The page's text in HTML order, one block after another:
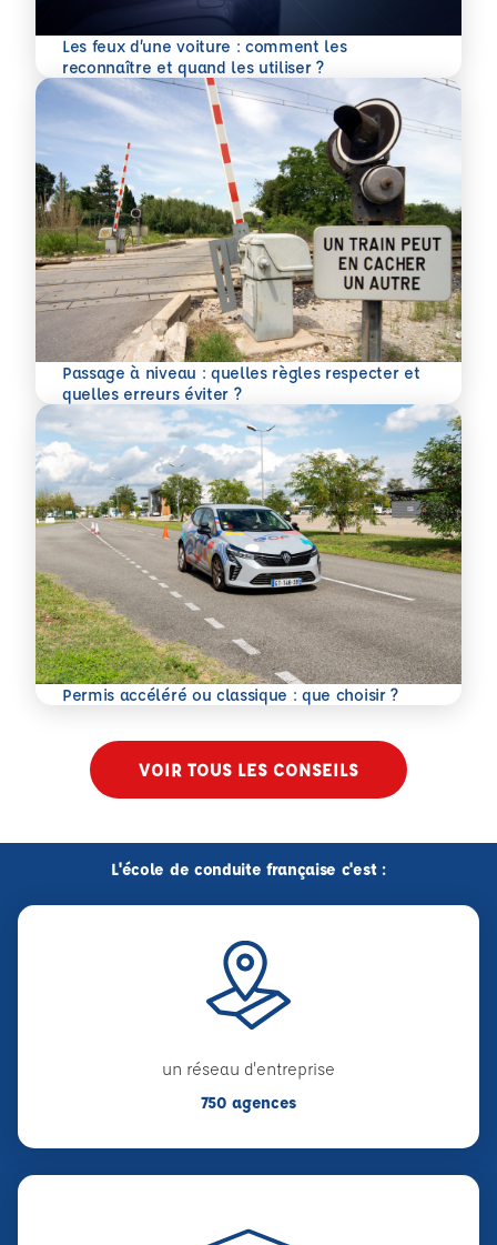
Les feux d’une voiture : comment les
reconnaître et quand les utiliser ?
En savoir plus
Passage à niveau : quelles règles respecter et
quelles erreurs éviter ?
En savoir plus
Permis accéléré ou classique : que choisir ?
En savoir plus
VOIR TOUS LES CONSEILS
L'école de conduite française c'est :
un réseau d'entreprise
750 agences